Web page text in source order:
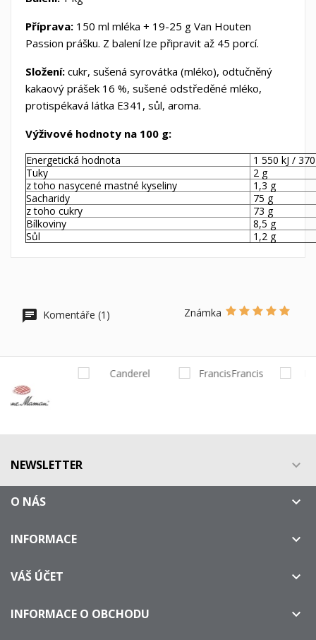
Příprava: 150 ml mléka + 19-25 g Van Houten
Passion prášku. Z balení lze připravit až 45 porcí.
Složení: cukr, sušená syrovátka (mléko), odtučněný
kakaový prášek 16 %, sušené odstředěné mléko,
protispékavá látka E341, sůl, aroma.
Výživové hodnoty na 100 g:
Energetická hodnota
1 550 kJ /
Tuky
2 g
z toho nasycené mastné kyseliny
1,3 g
Sacharidy
75 g
z toho cukry
73 g
Bílkoviny
8,5 g
Sůl
1,2 g
Komentáře (1) Známka
NEWSLETTER 
O NÁS 
INFORMACE 
VÁŠ ÚČET 
INFORMACE O OBCHODU 
Můj seznam přání
add_circle_outline Vytvořit nový seznam
Vytvořit seznam přání
Název seznamu přání
Zrušit Vytvořit seznam
Přihlásit se
Musíte být přihlášen, abyste si mohli výrobky uložit do svého
seznamu přání.
Zrušit